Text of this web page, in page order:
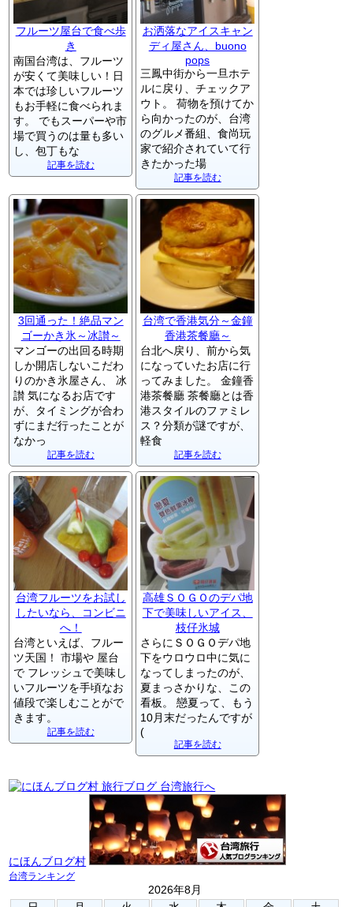
フルーツ屋台で食べ歩
き
南国台湾は、フルーツ
が安くて美味しい！日
本では珍しいフルーツ
もお手軽に食べられま
す。 でもスーパーや市
場で買うのは量も多い
し、包丁もな
記事を読む
お洒落なアイスキャン
ディ屋さん、buono
pops
三鳳中街から一旦ホテ
ルに戻り、チェックア
ウト。 荷物を預けてか
ら向かったのが、台湾
のグルメ番組、食尚玩
家で紹介されていて行
きたかった場
記事を読む
3回通った！絶品マン
ゴーかき氷～冰讃～
マンゴーの出回る時期
しか開店しないこだわ
りのかき氷屋さん、 冰
讃 気になるお店です
が、タイミングが合わ
ずにまだ行ったことが
なかっ
記事を読む
台湾で香港気分～金鐘
香港茶餐廳～
台北へ戻り、前から気
になっていたお店に行
ってみました。 金鐘香
港茶餐廳 茶餐廳とは香
港スタイルのファミレ
ス？分類が謎ですが、
軽食
記事を読む
台湾フルーツをお試し
したいなら、コンビニ
へ！
台湾といえば、フルー
ツ天国！ 市場や 屋台
で フレッシュで美味し
いフルーツを手頃なお
値段で楽しむことがで
きます。
記事を読む
高雄ＳＯＧＯのデパ地
下で美味しいアイス、
枝仔氷城
さらにＳＯＧＯデパ地
下をウロウロ中に気に
なってしまったのが、
夏まっさかりな、この
看板。 戀夏って、もう
10月末だったんですが
(
記事を読む
にほんブログ村
台湾ランキング
2026年8月